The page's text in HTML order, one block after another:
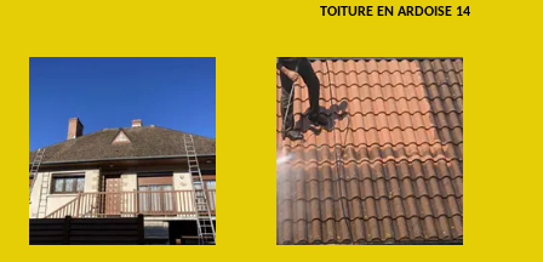
TOITURE EN ARDOISE 14